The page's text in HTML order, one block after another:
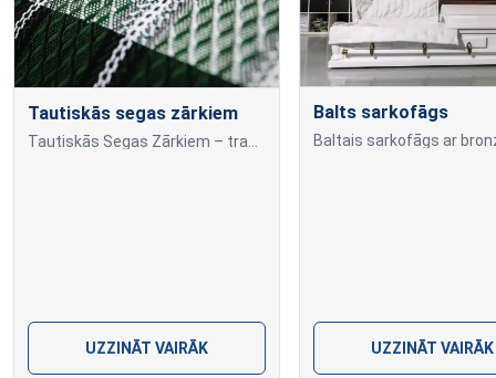
Tautiskās segas zārkiem
UZZINĀT VAIRĀK
Balts sarkofāgs
UZZINĀT VAIRĀK